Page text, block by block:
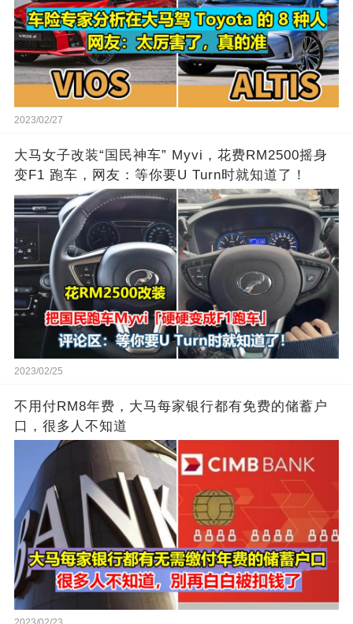
2023/02/27
大马女子改装“国民神车” Myvi，花费RM2500摇身
变F1 跑车，网友：等你要U Turn时就知道了！
2023/02/25
不用付RM8年费，大马每家银行都有免费的储蓄户
口，很多人不知道